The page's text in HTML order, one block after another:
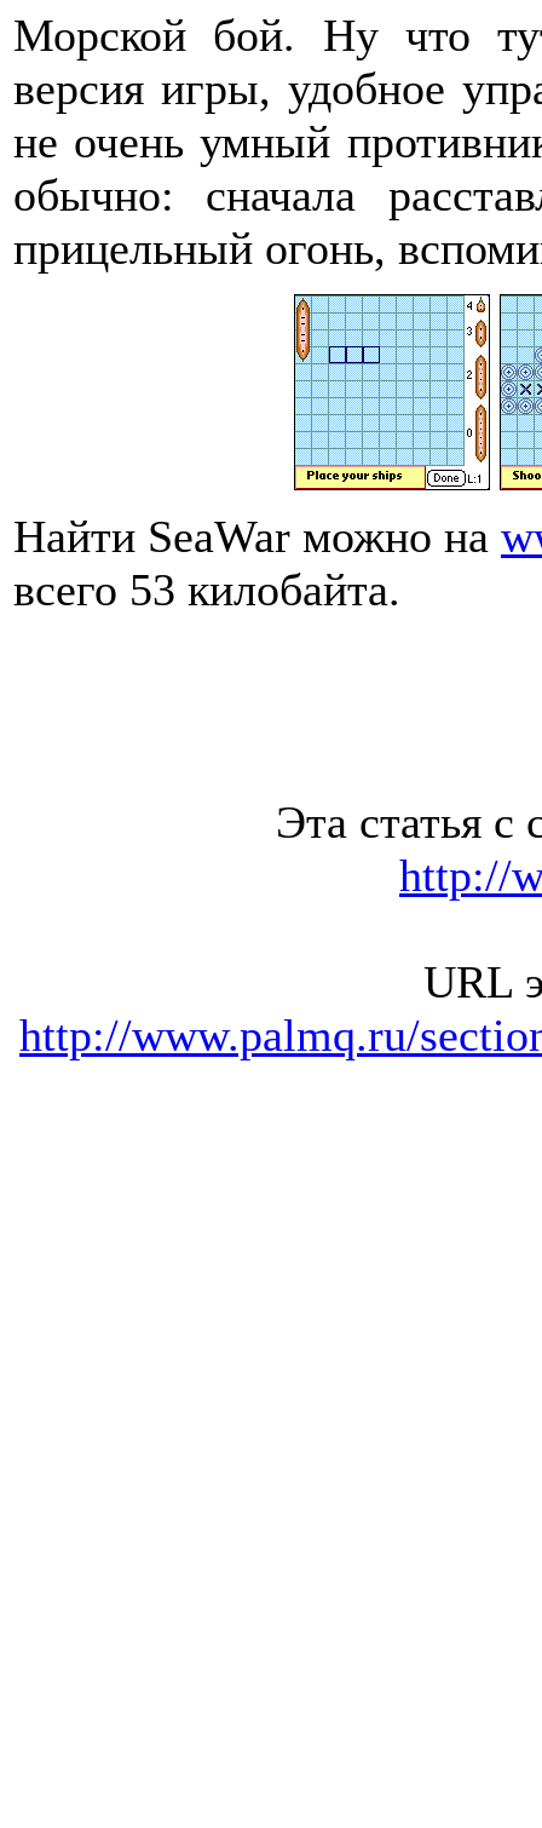
Морской бой. Ну что
версия игры, удобное
не очень умный
обычно: сначала
прицельный огонь,
Найти SeaWar можно на
всего 53 килобайта.
Эта статья с
http://
URL
http://www.palmq.ru/